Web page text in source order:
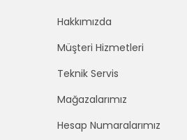
Hakkımızda
Müşteri Hizmetleri
Teknik Servis
Mağazalarımız
Hesap Numaralarımız